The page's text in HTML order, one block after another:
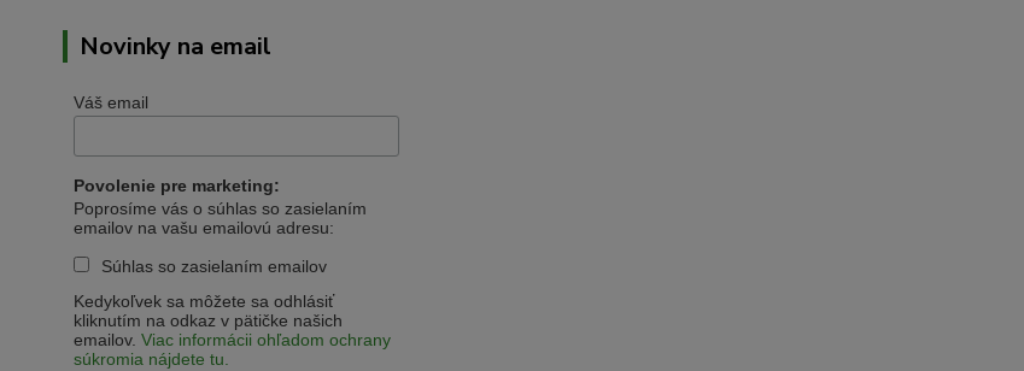
Novinky na email
Váš email
Povolenie pre marketing:
Poprosíme vás o súhlas so zasielaním
emailov na vašu emailovú adresu:
Súhlas so zasielaním emailov
Kedykoľvek sa môžete sa odhlásiť
kliknutím na odkaz v pätičke našich
emailov. Viac informácii ohľadom ochrany
súkromia nájdete tu.